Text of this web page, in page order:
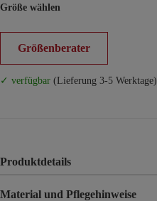
Größe wählen
Größenberater
✓ verfügbar (Lieferung 3-5 Werktage)
Produktdetails
Material und Pflegehinweise